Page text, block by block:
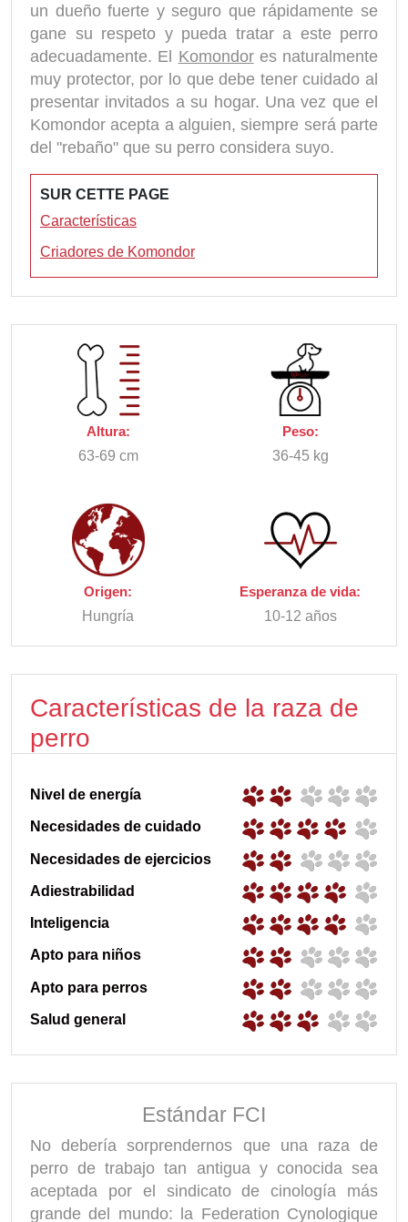
un dueño fuerte y seguro que rápidamente se
gane su respeto y pueda tratar a este perro
adecuadamente. El Komondores naturalmente
muy protector, por lo que debe tener cuidado al
presentar invitados a su hogar. Una vez que el
Komondor acepta a alguien, siempre será parte
del "rebaño" que su perro considera suyo.
SUR CETTE PAGE
Características
Criadores de Komondor
Altura:
63-69 cm
Peso:
36-45 kg
Origen:
Hungría
Esperanza de vida:
10-12 años
Características de la raza de
perro
Nivel de energía
Necesidades de cuidado
Necesidades de ejercicios
Adiestrabilidad
Inteligencia
Apto para niños
Apto para perros
Salud general
Estándar FCI
No debería sorprendernos que una raza de
perro de trabajo tan antigua y conocida sea
aceptada por el sindicato de cinología más
grande del mundo: la Federation Cynologique